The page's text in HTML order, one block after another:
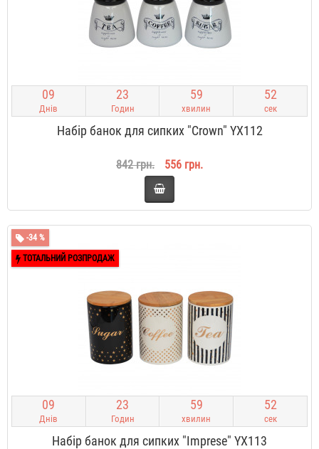
09
Днів
23
Годин
59
хвилин
52
сек
Набір банок для сипких "Crown" YX112
842 грн. 556 грн.
-34 %
ТОТАЛЬНИЙ РОЗПРОДАЖ
09
Днів
23
Годин
59
хвилин
52
сек
Набір банок для сипких "Imprese" YX113